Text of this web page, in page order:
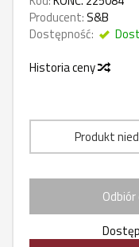
Producent:S&B
Dostępność:
Historia ceny
Produkt